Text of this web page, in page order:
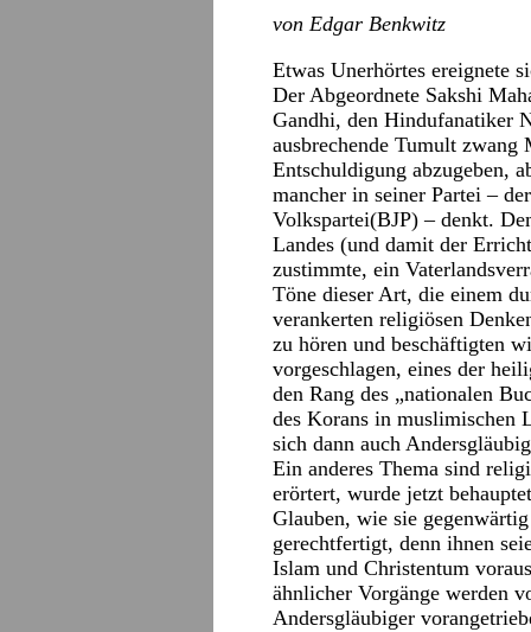
von Edgar Benkwitz
Etwas Unerhörtes ereignete
Der Abgeordnete Sakshi
Gandhi, den Hindufanatiker
ausbrechende Tumult zwang
Entschuldigung abzugeben,
mancher in seiner Partei –
Volkspartei(BJP) – denkt.
Landes (und damit der
zustimmte, ein
Töne dieser Art, die einem
verankerten religiösen
zu hören und beschäftigten
vorgeschlagen, eines der
den Rang des „nationalen
des Korans in muslimischen
sich dann auch
Ein anderes Thema sind
erörtert, wurde jetzt
Glauben, wie sie
gerechtfertigt, denn ihnen
Islam und Christentum
ähnlicher Vorgänge werden
Andersgläubiger